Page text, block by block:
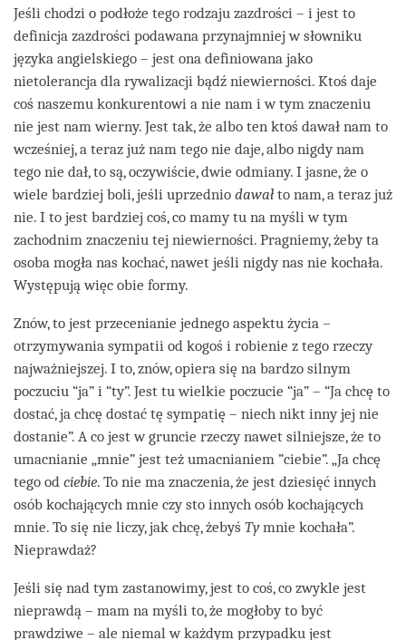
Jeśli chodzi o podłoże tego rodzaju zazdrości – i jest to
definicja zazdrości podawana przynajmniej w słowniku
języka angielskiego – jest ona definiowana jako
nietolerancja dla rywalizacji bądź niewierności. Ktoś daje
coś naszemu konkurentowi a nie nam i w tym znaczeniu
nie jest nam wierny. Jest tak, że albo ten ktoś dawał nam to
wcześniej, a teraz już nam tego nie daje, albo nigdy nam
tego nie dał, to są, oczywiście, dwie odmiany. I jasne, że o
wiele bardziej boli, jeśli uprzednio dawałto nam, a teraz już
nie. I to jest bardziej coś, co mamy tu na myśli w tym
zachodnim znaczeniu tej niewierności. Pragniemy, żeby ta
osoba mogła nas kochać, nawet jeśli nigdy nas nie kochała.
Występują więc obie formy.
Znów, to jest przecenianie jednego aspektu życia –
otrzymywania sympatii od kogoś i robienie z tego rzeczy
najważniejszej. I to, znów, opiera się na bardzo silnym
poczuciu “ja” i “ty”. Jest tu wielkie poczucie “ja” – “Ja chcę to
dostać, ja chcę dostać tę sympatię – niech nikt inny jej nie
dostanie”. A co jest w gruncie rzeczy nawet silniejsze, że to
umacnianie „mnie” jest też umacnianiem ”ciebie”. „Ja chcę
tego od ciebie. To nie ma znaczenia, że jest dziesięć innych
osób kochających mnie czy sto innych osób kochających
mnie. To się nie liczy, jak chcę, żebyś Tymnie kochała”.
Nieprawdaż?
Jeśli się nad tym zastanowimy, jest to coś, co zwykle jest
nieprawdą – mam na myśli to, że mogłoby to być
prawdziwe – ale niemal w każdym przypadku jest